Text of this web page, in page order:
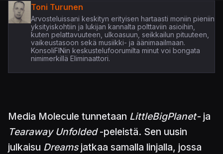
Toni Turunen
Arvosteluissani keskityn erityisen hartaasti moniin pieniin
yksityiskohtiin ja lukijan kannalta polttaviin asioihin,
kuten pelattavuuteen, ulkoasuun, seikkailun pituuteen,
vaikeustasoon sekä musiikki- ja äänimaailmaan.
KonsoliFINin keskustelufoorumilta minut voi bongata
nimimerkillä Eliminaattori.
Media Molecule tunnetaan LittleBigPlanet- ja
Tearaway Unfolded-peleistä. Sen uusin
julkaisu Dreamsjatkaa samalla linjalla, jossa